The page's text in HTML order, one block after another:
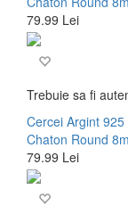
79.99 Lei
Trebuie sa fi
Cercei Argint
Chaton Round
79.99 Lei